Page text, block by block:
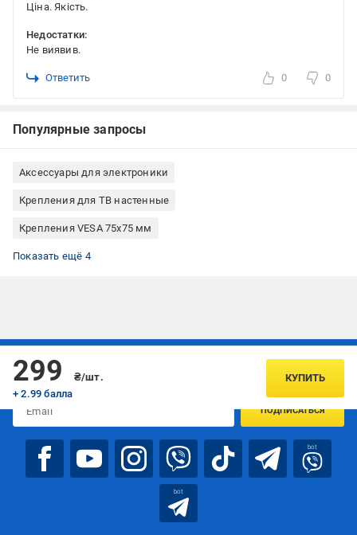
Ціна. Якість.
Недостатки:
Не виявив.
Ответить 0 0
Популярные запросы
Аксессуары для электроники
Крепления для ТВ настенные
Крепления VESA 75x75 мм
Крепления VESA 75x100 мм
Крепления VESA 100x100 мм
Наклонные крепления для ТВ
Крепления для ТВ Valore
Показать ещё 4
299
₴/шт.
+ 2.99 балла
КУПИТЬ
Подписывайтесь, чтобы узнавать первым об акцияx и
ПОДПИСАТЬСЯ
bot
bot